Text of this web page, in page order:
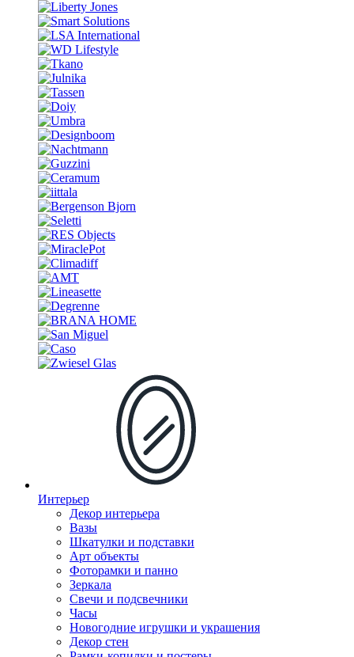
Интерьер
Декор интерьера
Вазы
Шкатулки и подставки
Арт объекты
Фоторамки и панно
Зеркала
Свечи и подсвечники
Часы
Новогодние игрушки и украшения
Декор стен